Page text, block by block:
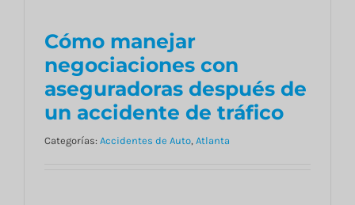
Cómo manejar
negociaciones con
aseguradoras después de
un accidente de tráfico
Categorías: Accidentes de Auto, Atlanta